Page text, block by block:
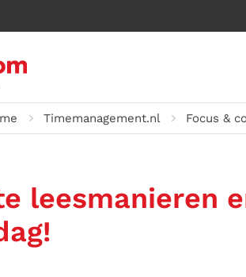
Timemanagement.nl Focus &
leesmanieren